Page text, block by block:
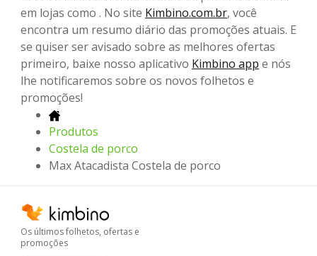
em lojas como . No site Kimbino.com.br, você
encontra um resumo diário das promoções atuais. E
se quiser ser avisado sobre as melhores ofertas
primeiro, baixe nosso aplicativo Kimbino app e nós
lhe notificaremos sobre os novos folhetos e
promoções!
Produtos
Costela de porco
Max Atacadista Costela de porco
Os últimos folhetos, ofertas e
promoções